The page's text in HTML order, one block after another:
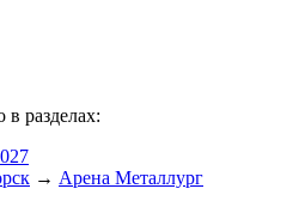
разделах:
→ Арена Металлург